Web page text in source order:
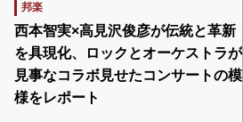
邦楽
西本智実×高見沢俊彦が伝統と革新
を具現化、ロックとオーケストラが
見事なコラボ見せたコンサートの模
様をレポート